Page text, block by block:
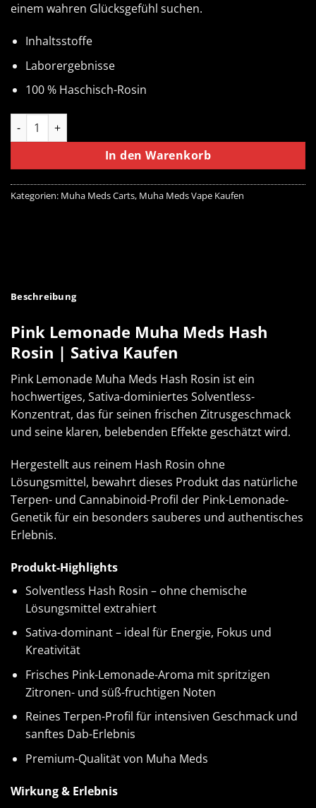
einem wahren Glücksgefühl suchen.
Inhaltsstoffe
Laborergebnisse
100 % Haschisch-Rosin
Pink Lemonade Muha Meds Hash Rosin | Sativa Menge
In den Warenkorb
Kategorien: Muha Meds Carts, Muha Meds Vape Kaufen
Beschreibung
Pink Lemonade Muha Meds Hash
Rosin | Sativa Kaufen
Pink Lemonade Muha Meds Hash Rosin ist ein
hochwertiges, Sativa-dominiertes Solventless-
Konzentrat, das für seinen frischen Zitrusgeschmack
und seine klaren, belebenden Effekte geschätzt wird.
Hergestellt aus reinem Hash Rosin ohne
Lösungsmittel, bewahrt dieses Produkt das natürliche
Terpen- und Cannabinoid-Profil der Pink-Lemonade-
Genetik für ein besonders sauberes und authentisches
Erlebnis.
Produkt-Highlights
Solventless Hash Rosin – ohne chemische
Lösungsmittel extrahiert
Sativa-dominant – ideal für Energie, Fokus und
Kreativität
Frisches Pink-Lemonade-Aroma mit spritzigen
Zitronen- und süß-fruchtigen Noten
Reines Terpen-Profil für intensiven Geschmack und
sanftes Dab-Erlebnis
Premium-Qualität von Muha Meds
Wirkung & Erlebnis